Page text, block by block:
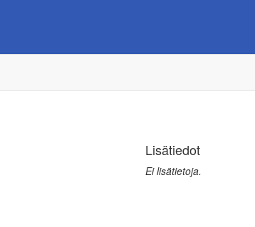
Lisätiedot
Ei lisätietoja.